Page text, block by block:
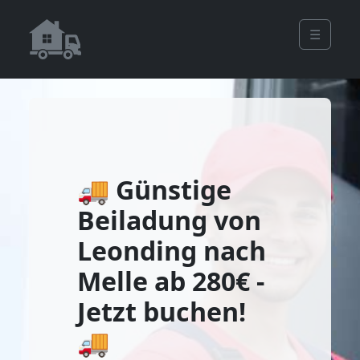
☰
🚚 Günstige
Beiladung von
Leonding nach
Melle ab 280€ -
Jetzt buchen!
🚚